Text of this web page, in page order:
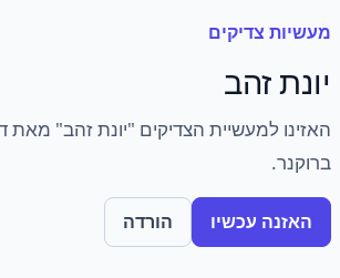
מעשיות צדיקים
יונת זהב
האזינו למעשיית הצדיקים "יונת זהב" מאת
ברוקנר.
האזנה עכשיו הורדה